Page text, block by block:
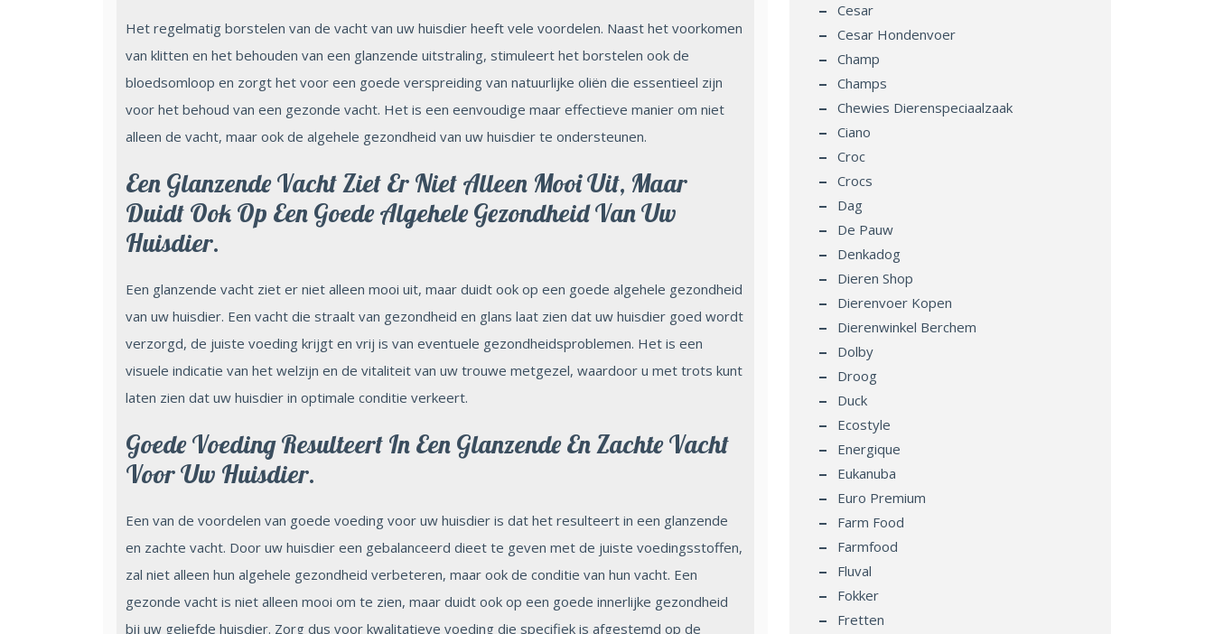
Het regelmatig borstelen van de vacht van uw huisdier heeft vele voordelen. Naast het voorkomen
van klitten en het behouden van een glanzende uitstraling, stimuleert het borstelen ook de
bloedsomloop en zorgt het voor een goede verspreiding van natuurlijke oliën die essentieel zijn
voor het behoud van een gezonde vacht. Het is een eenvoudige maar effectieve manier om niet
alleen de vacht, maar ook de algehele gezondheid van uw huisdier te ondersteunen.
Een Glanzende Vacht Ziet Er Niet Alleen Mooi Uit, Maar
Duidt Ook Op Een Goede Algehele Gezondheid Van Uw
Huisdier.
Een glanzende vacht ziet er niet alleen mooi uit, maar duidt ook op een goede algehele gezondheid
van uw huisdier. Een vacht die straalt van gezondheid en glans laat zien dat uw huisdier goed wordt
verzorgd, de juiste voeding krijgt en vrij is van eventuele gezondheidsproblemen. Het is een
visuele indicatie van het welzijn en de vitaliteit van uw trouwe metgezel, waardoor u met trots kunt
laten zien dat uw huisdier in optimale conditie verkeert.
Goede Voeding Resulteert In Een Glanzende En Zachte Vacht
Voor Uw Huisdier.
Een van de voordelen van goede voeding voor uw huisdier is dat het resulteert in een glanzende
en zachte vacht. Door uw huisdier een gebalanceerd dieet te geven met de juiste voedingsstoffen,
zal niet alleen hun algehele gezondheid verbeteren, maar ook de conditie van hun vacht. Een
gezonde vacht is niet alleen mooi om te zien, maar duidt ook op een goede innerlijke gezondheid
bij uw geliefde huisdier. Zorg dus voor kwalitatieve voeding die specifiek is afgestemd op de
Cesar
Cesar Hondenvoer
Champ
Champs
Chewies Dierenspeciaalzaak
Ciano
Croc
Crocs
Dag
De Pauw
Denkadog
Dieren Shop
Dierenvoer Kopen
Dierenwinkel Berchem
Dolby
Droog
Duck
Ecostyle
Energique
Eukanuba
Euro Premium
Farm Food
Farmfood
Fluval
Fokker
Fretten